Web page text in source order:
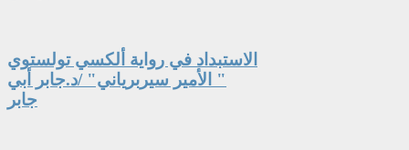
الاستبداد في رواية ألكسي تولستوي
" الأمير سيربرياني" /د.جابر أبي
جابر